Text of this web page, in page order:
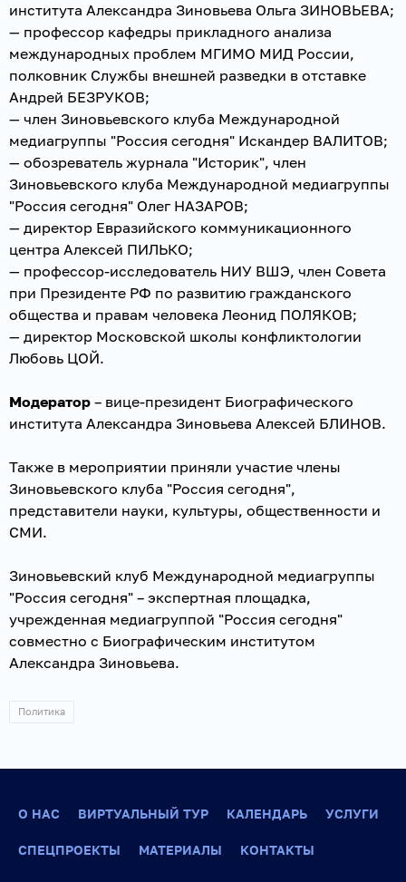
института Александра Зиновьева Ольга ЗИНОВЬЕВА;
— профессор кафедры прикладного анализа
международных проблем МГИМО МИД России,
полковник Службы внешней разведки в отставке
Андрей БЕЗРУКОВ;
— член Зиновьевского клуба Международной
медиагруппы "Россия сегодня" Искандер ВАЛИТОВ;
— обозреватель журнала "Историк", член
Зиновьевского клуба Международной медиагруппы
"Россия сегодня" Олег НАЗАРОВ;
— директор Евразийского коммуникационного
центра Алексей ПИЛЬКО;
— профессор-исследователь НИУ ВШЭ, член Совета
при Президенте РФ по развитию гражданского
общества и правам человека Леонид ПОЛЯКОВ;
— директор Московской школы конфликтологии
Любовь ЦОЙ.
Модератор – вице-президент Биографического
института Александра Зиновьева Алексей БЛИНОВ.
Также в мероприятии приняли участие члены
Зиновьевского клуба "Россия сегодня",
представители науки, культуры, общественности и
СМИ.
Зиновьевский клуб Международной медиагруппы
"Россия сегодня" – экспертная площадка,
учрежденная медиагруппой "Россия сегодня"
совместно с Биографическим институтом
Александра Зиновьева.
Политика
О НАС ВИРТУАЛЬНЫЙ ТУР КАЛЕНДАРЬ УСЛУГИ
СПЕЦПРОЕКТЫ МАТЕРИАЛЫ КОНТАКТЫ